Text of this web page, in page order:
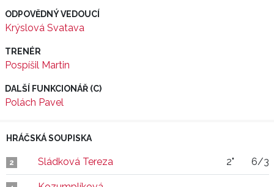
ODPOVĚDNÝ VEDOUCÍ
Krýslová Svatava
TRENÉR
Pospíšil Martin
DALŠÍ FUNKCIONÁŘ (C)
Polách Pavel
HRÁČSKÁ SOUPISKA
2 Sládková Tereza 2" 6/3